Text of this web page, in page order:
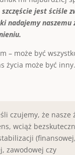
szczęście jest ściśle
nadajemy naszemu
– może być
życia może być inny.
czujemy, że nasze
wciąż
(finansowej,
zawodowej czy